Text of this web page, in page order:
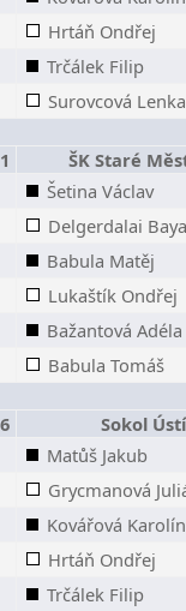
Hrtáň Ondřej
Trčálek Filip
Surovcová Lenka
1
ŠK Staré
Šetina Václav
Delgerdalai
Babula Matěj
Lukaštík Ondřej
Bažantová Adéla
Babula Tomáš
6
Sokol Ústí
Matůš Jakub
Grycmanová
Kovářová
Hrtáň Ondřej
Trčálek Filip